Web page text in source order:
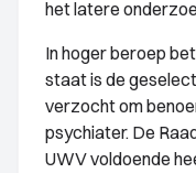
het latere
In hoger beroep
staat is de
verzocht om
psychiater. De
UWV voldoende